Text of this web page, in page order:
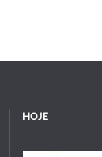
HOJE